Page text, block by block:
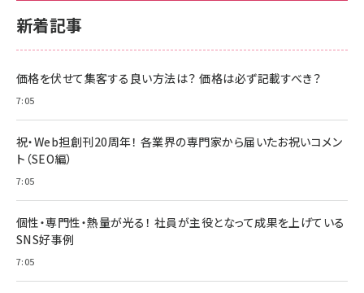
新着記事
価格を伏せて集客する良い方法は？ 価格は必ず記載すべき？
7:05
祝・Web担創刊20周年！ 各業界の専門家から届いたお祝いコメン
ト（SEO編）
7:05
個性・専門性・熱量が光る！ 社員が主役となって成果を上げている
SNS好事例
7:05